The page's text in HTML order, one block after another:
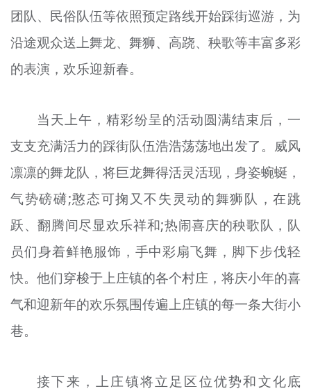
团队、民俗队伍等依照预定路线开始踩街巡游，为
沿途观众送上舞龙、舞狮、高跷、秧歌等丰富多彩
的表演，欢乐迎新春。
当天上午，精彩纷呈的活动圆满结束后，一
支支充满活力的踩街队伍浩浩荡荡地出发了。威风
凛凛的舞龙队，将巨龙舞得活灵活现，身姿蜿蜒，
气势磅礴;憨态可掬又不失灵动的舞狮队，在跳
跃、翻腾间尽显欢乐祥和;热闹喜庆的秧歌队，队
员们身着鲜艳服饰，手中彩扇飞舞，脚下步伐轻
快。他们穿梭于上庄镇的各个村庄，将庆小年的喜
气和迎新年的欢乐氛围传遍上庄镇的每一条大街小
巷。
接下来，上庄镇将立足区位优势和文化底